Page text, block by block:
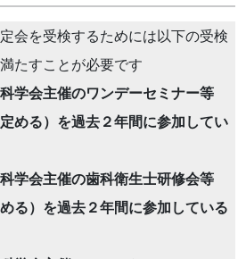
会を受検するためには以下の受検
たすことが必要です
学会主催のワンデーセミナー等
める）を過去２年間に参加してい
学会主催の歯科衛生士研修会等
る）を過去２年間に参加している